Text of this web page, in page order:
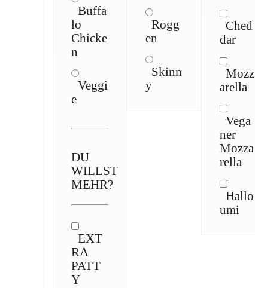
Buffa
lo
Chicke
n
Veggi
e
DU
WILLST
MEHR?
EXT
RA
PATT
Y
Rogg
en
Skinn
y
Ched
dar
Mozz
arella
Vega
ner
Mozza
rella
Hallo
umi